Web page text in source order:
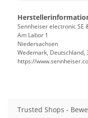
Sennheiser electronic SE
Am Labor 1
Niedersachsen
Wedemark, Deutschland,
https://
Trusted Shops -